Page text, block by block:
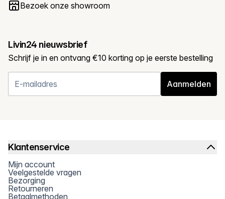
Bezoek onze showroom
Livin24 nieuwsbrief
Schrijf je in en ontvang €10 korting op je eerste bestelling
Aanmelden
Klantenservice
Mijn account
Veelgestelde vragen
Bezorging
Retourneren
Betaalmethoden